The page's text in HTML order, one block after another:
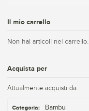
Il mio carrello
Non hai articoli nel carrello.
Acquista per
Attualmente acquisti da:
Categoria: Bambu